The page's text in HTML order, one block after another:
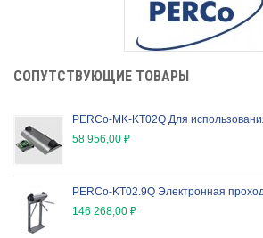
CОПУТСТВУЮЩИЕ ТОВАРЫ
PERCo-MK-KT02Q Для использования
58 956,00 ₽
PERCo-KT02.9Q Электронная
146 268,00 ₽